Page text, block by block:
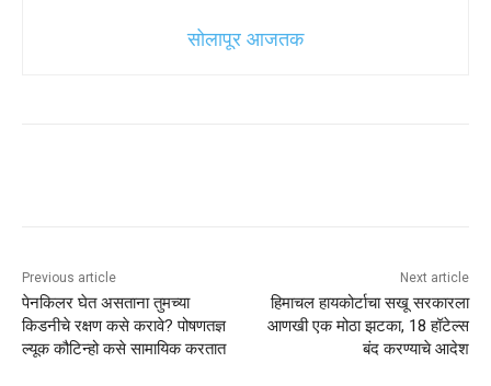
सोलापूर आजतक
Previous article
पेनकिलर घेत असताना तुमच्या
किडनीचे रक्षण कसे करावे? पोषणतज्ञ
ल्यूक कौटिन्हो कसे सामायिक करतात
Next article
हिमाचल हायकोर्टाचा सखू सरकारला
आणखी एक मोठा झटका, 18 हॉटेल्स
बंद करण्याचे आदेश